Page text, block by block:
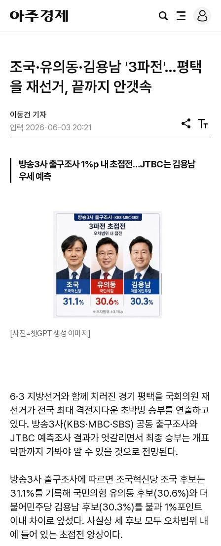
아
주
경
검
전
로
그
조국·유의동·김용남 '3파전'…평택
을 재선거, 끝까지 안갯속
이동건 기자
입력 2026-06-03 20:21
공
유
텍
스
방송3사 출구조사 1%p 내 초접전…JTBC는 김용남
우세 예측
[사진=챗GPT 생성 이미지]
6·3 지방선거와 함께 치러진 경기 평택을 국회의원 재
선거가 전국 최대 격전지다운 초박빙 승부를 연출하고
있다. 방송3사(KBS·MBC·SBS) 공동 출구조사와
JTBC 예측조사 결과가 엇갈리면서 최종 승부는 개표
막판까지 가봐야 알 수 있을 것으로 전망된다.
방송3사 출구조사에 따르면 조국혁신당 조국 후보는
31.1%를 기록해 국민의힘 유의동 후보(30.6%)와 더
불어민주당 김용남 후보(30.3%)를 불과 1%포인트
이내 차이로 앞섰다. 사실상 세 후보 모두 오차범위 내
에 들어 있는 초접전 양상이다.